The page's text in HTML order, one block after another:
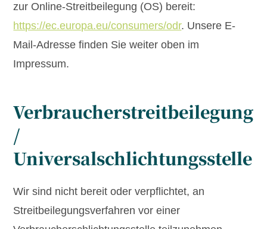
zur Online-Streitbeilegung (OS) bereit:
https://ec.europa.eu/consumers/odr. Unsere E-
Mail-Adresse finden Sie weiter oben im
Impressum.
Verbraucherstreitbeilegung
/
Universalschlichtungsstelle
Wir sind nicht bereit oder verpflichtet, an
Streitbeilegungsverfahren vor einer